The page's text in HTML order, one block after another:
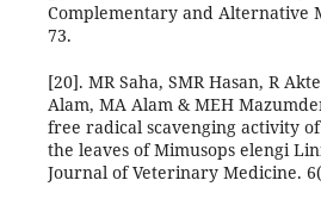
Complementary and Alternative
73.
[20]. MR Saha, SMR Hasan, R
Alam, MA Alam & MEH
free radical scavenging activity
the leaves of Mimusops elengi
Journal of Veterinary Medicine.